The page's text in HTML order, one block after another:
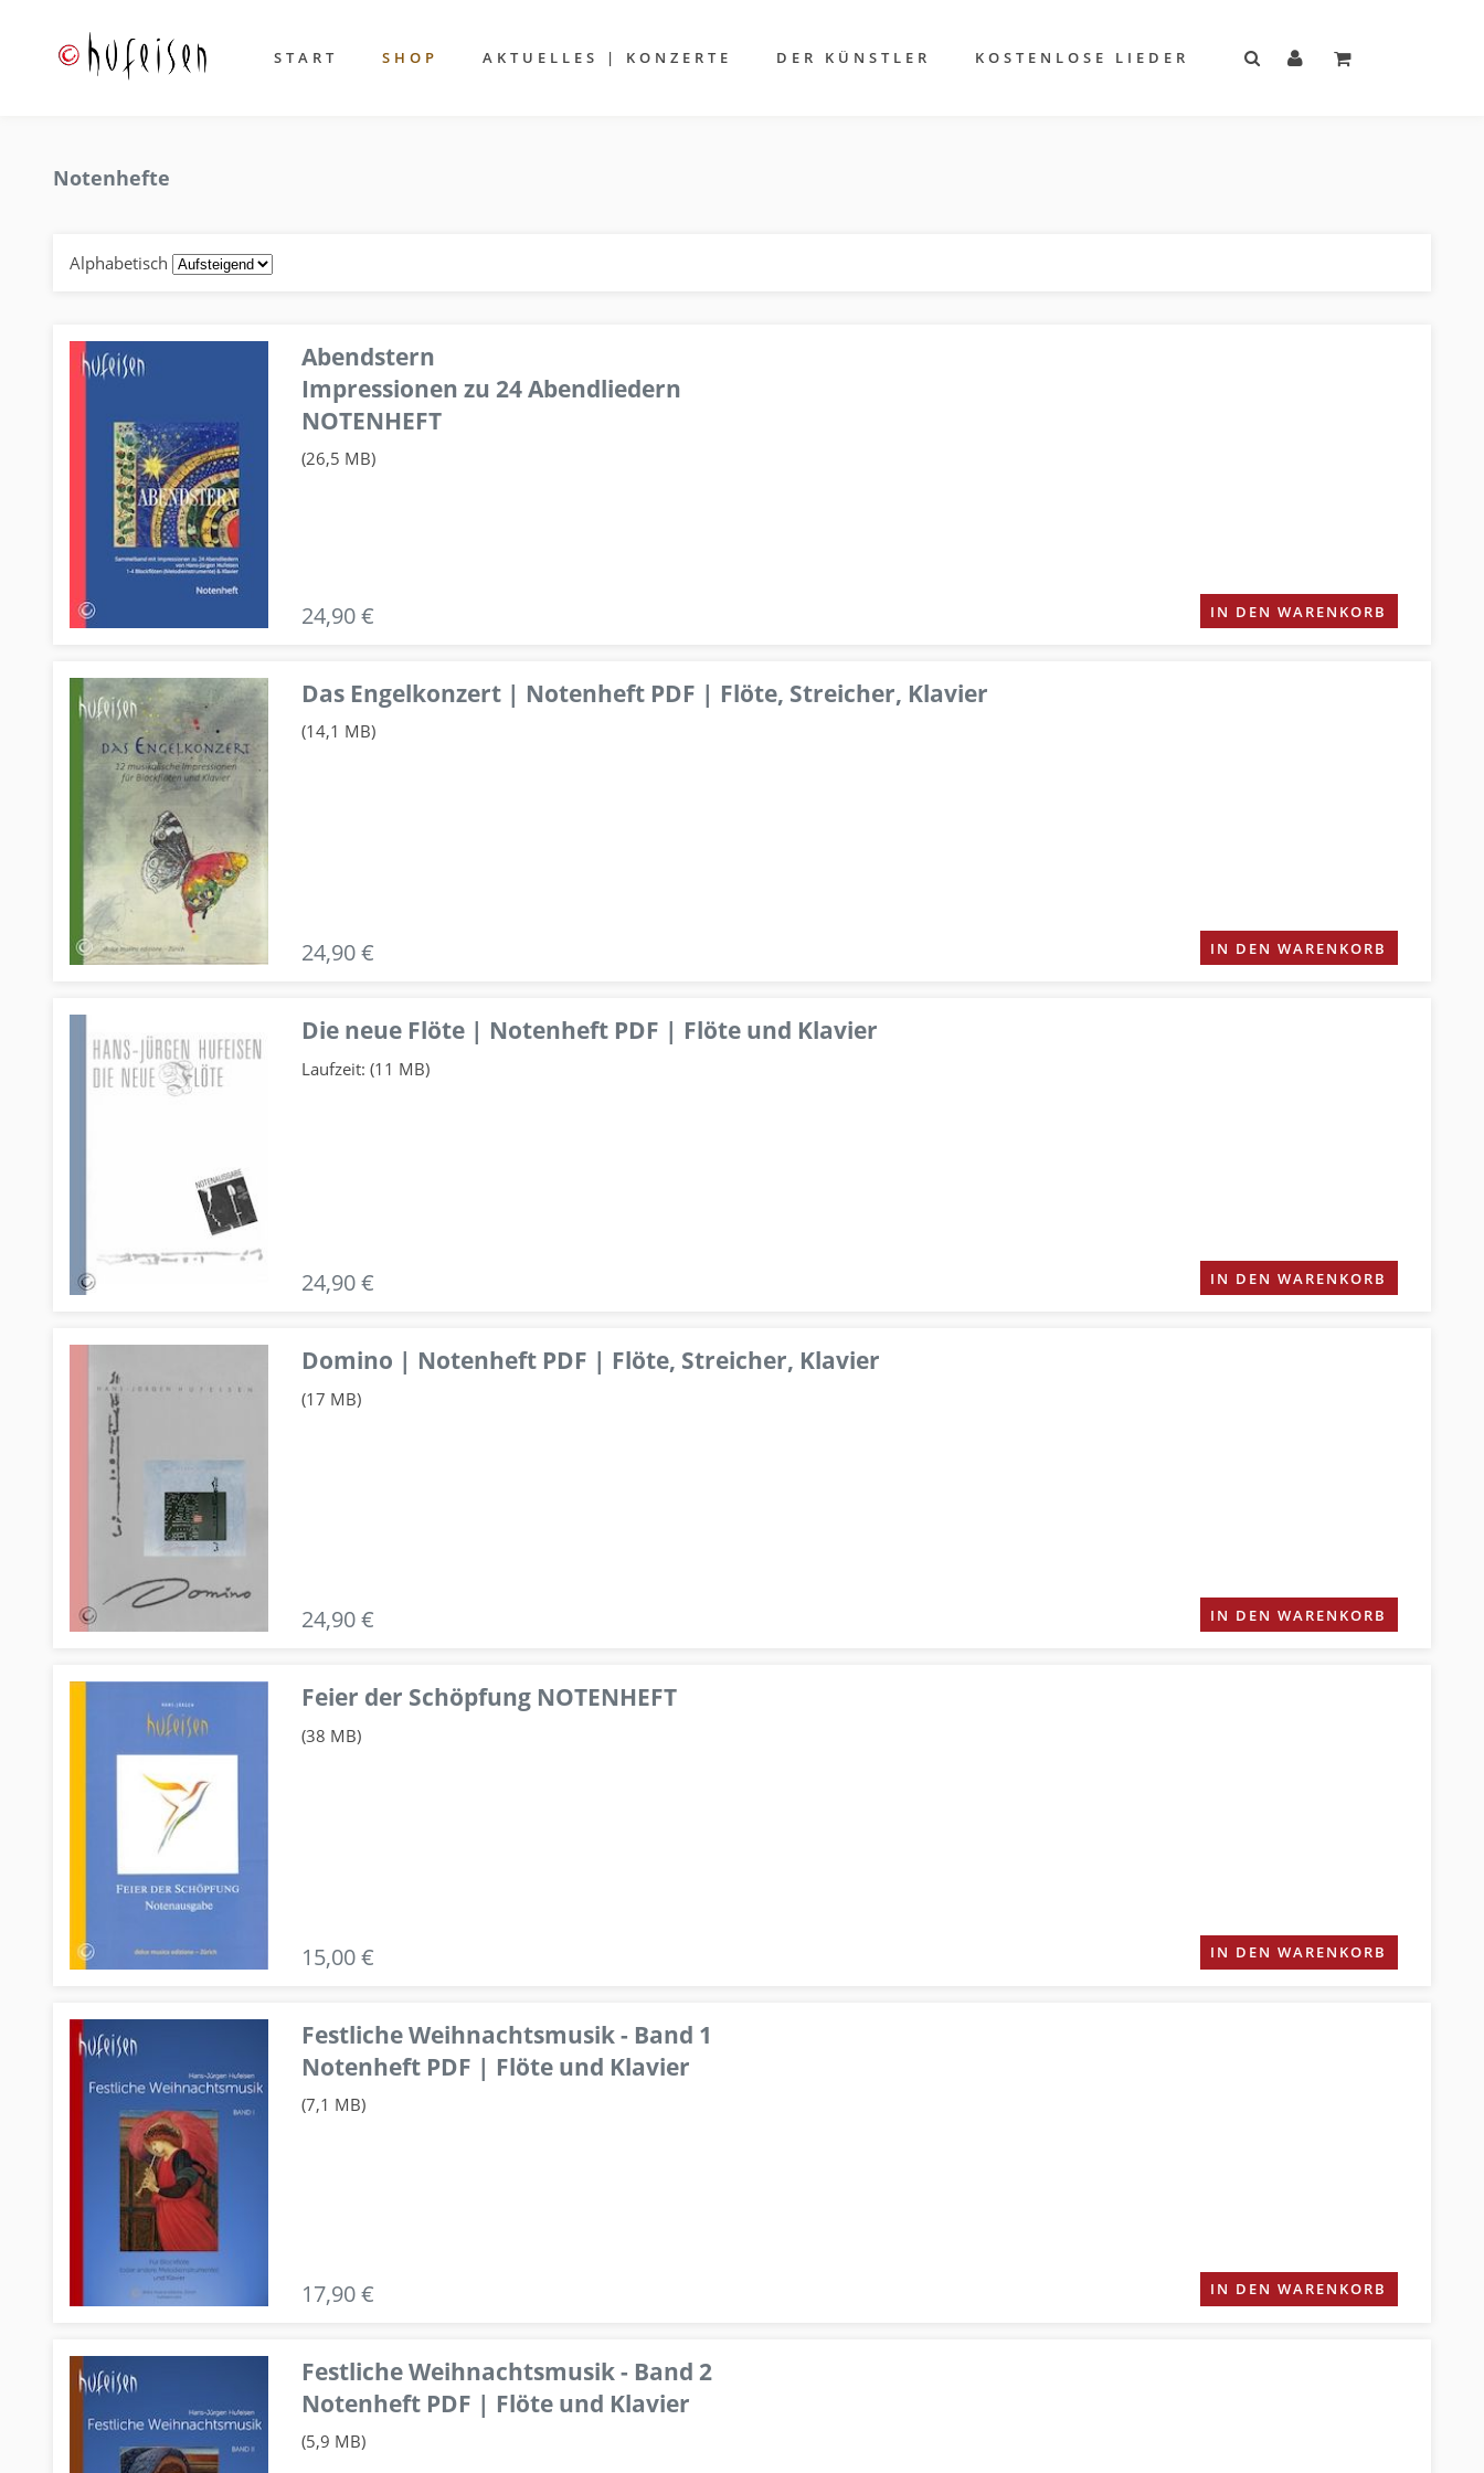
START SHOP AKTUELLES | KONZERTE DER KÜNSTLER KOSTENLOSE LIEDER
Notenhefte
Alphabetisch
Abendstern
Impressionen zu 24 Abendliedern
NOTENHEFT
(26,5 MB)
24,90 € IN DEN WARENKORB
Das Engelkonzert | Notenheft PDF | Flöte, Streicher, Klavier
(14,1 MB)
24,90 € IN DEN WARENKORB
Die neue Flöte | Notenheft PDF | Flöte und Klavier
Laufzeit: (11 MB)
24,90 € IN DEN WARENKORB
Domino | Notenheft PDF | Flöte, Streicher, Klavier
(17 MB)
24,90 € IN DEN WARENKORB
Feier der Schöpfung NOTENHEFT
(38 MB)
15,00 € IN DEN WARENKORB
Festliche Weihnachtsmusik - Band 1
Notenheft PDF | Flöte und Klavier
(7,1 MB)
17,90 € IN DEN WARENKORB
Festliche Weihnachtsmusik - Band 2
Notenheft PDF | Flöte und Klavier
(5,9 MB)